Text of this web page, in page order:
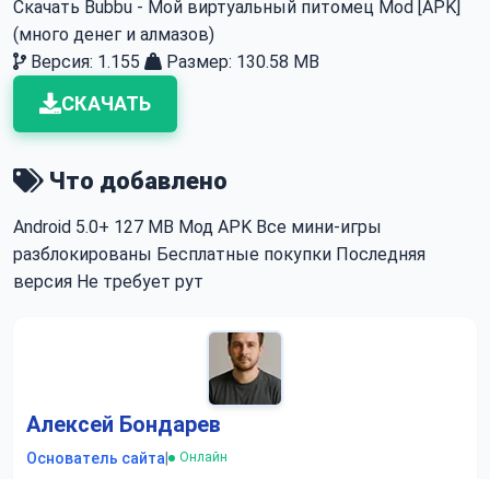
Скачать Bubbu - Мой виртуальный питомец Mod [APK]
(много денег и алмазов)
Версия: 1.155
Размер: 130.58 MB
СКАЧАТЬ
Что добавлено
Android 5.0+ 127 MB Мод APK Все мини-игры
разблокированы Бесплатные покупки Последняя
версия Не требует рут
Алексей Бондарев
Основатель сайта Онлайн